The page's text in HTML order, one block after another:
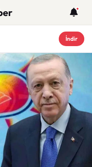
İndir